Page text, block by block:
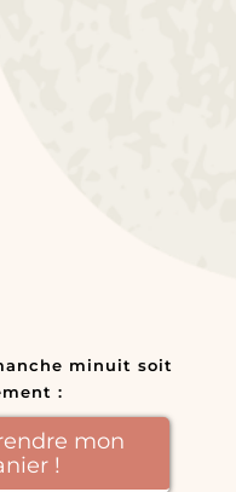
minuit soit
:
mon
!